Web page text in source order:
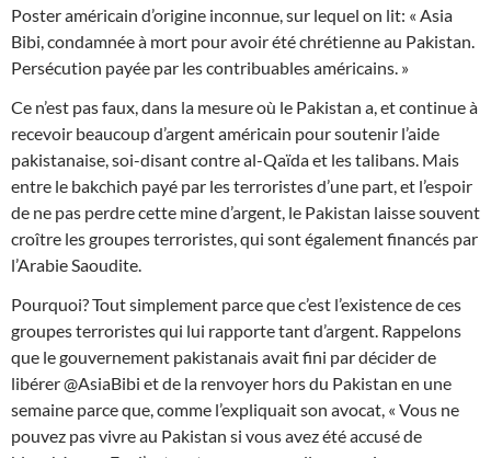
Poster américain d’origine inconnue, sur lequel on lit: « Asia
Bibi, condamnée à mort pour avoir été chrétienne au Pakistan.
Persécution payée par les contribuables américains. »
Ce n’est pas faux, dans la mesure où le Pakistan a, et continue à
recevoir beaucoup d’argent américain pour soutenir l’aide
pakistanaise, soi-disant contre al-Qaïda et les talibans. Mais
entre le bakchich payé par les terroristes d’une part, et l’espoir
de ne pas perdre cette mine d’argent, le Pakistan laisse souvent
croître les groupes terroristes, qui sont également financés par
l’Arabie Saoudite.
Pourquoi? Tout simplement parce que c’est l’existence de ces
groupes terroristes qui lui rapporte tant d’argent. Rappelons
que le gouvernement pakistanais avait fini par décider de
libérer @AsiaBibi et de la renvoyer hors du Pakistan en une
semaine parce que, comme l’expliquait son avocat, « Vous ne
pouvez pas vivre au Pakistan si vous avez été accusé de